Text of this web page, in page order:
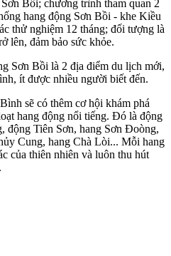
Bồi; chương trình tham quan 2
hang động Sơn Bồi - khe Kiều
thử nghiệm 12 tháng; đối tượng là
lên, đảm bảo sức khỏe.
Sơn Bồi là 2 địa điểm du lịch mới,
ít được nhiều người biết đến.
sẽ có thêm cơ hội khám phá
hang động nổi tiếng. Đó là động
động Tiên Sơn, hang Sơn Đoòng,
Cung, hang Chà Lòi... Mỗi hang
của thiên nhiên và luôn thu hút